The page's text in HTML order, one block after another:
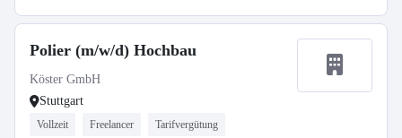
Polier (m/w/d) Hochbau
Köster GmbH
Stuttgart
Vollzeit Freelancer Tarifvergütung